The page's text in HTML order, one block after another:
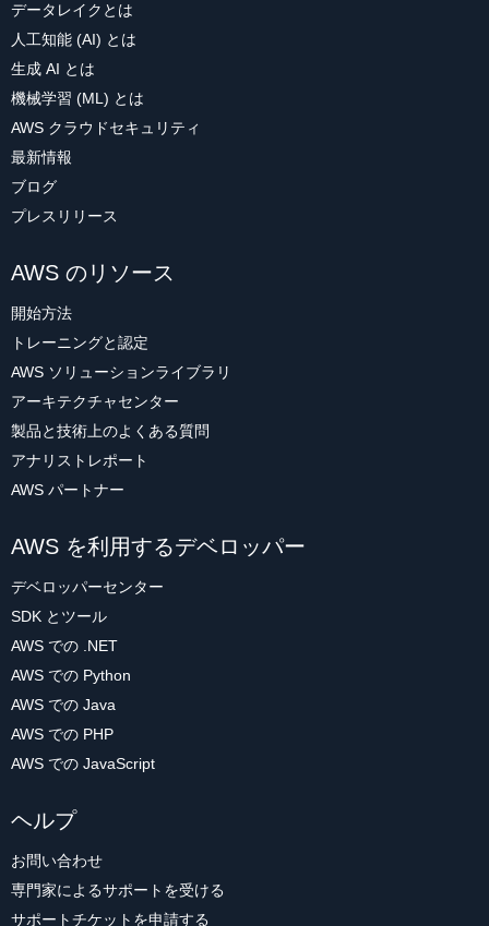
データレイクとは
人工知能 (AI) とは
生成 AI とは
機械学習 (ML) とは
AWS クラウドセキュリティ
最新情報
ブログ
プレスリリース
AWS のリソース
開始方法
トレーニングと認定
AWS ソリューションライブラリ
アーキテクチャセンター
製品と技術上のよくある質問
アナリストレポート
AWS パートナー
AWS を利用するデベロッパー
デベロッパーセンター
SDK とツール
AWS での .NET
AWS での Python
AWS での Java
AWS での PHP
AWS での JavaScript
ヘルプ
お問い合わせ
専門家によるサポートを受ける
サポートチケットを申請する